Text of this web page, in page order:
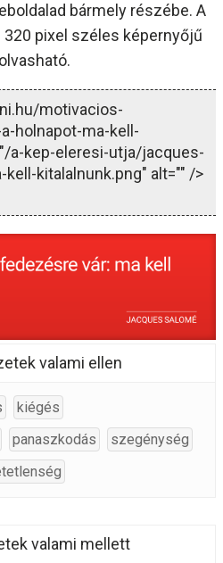
bármely részébe. A
pixel széles képernyőjű
motivacios-
holnapot-ma-kell-
a-kep-eleresi-utja/jacques-
kitalalnunk.png" alt="" />
valami ellen
kiégés
panaszkodás
szegénység
valami mellett